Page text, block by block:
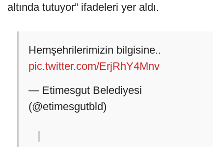
altında tutuyor” ifadeleri yer aldı.
Hemşehrilerimizin bilgisine..
pic.twitter.com/ErjRhY4Mnv
— Etimesgut Belediyesi
(@etimesgutbld)